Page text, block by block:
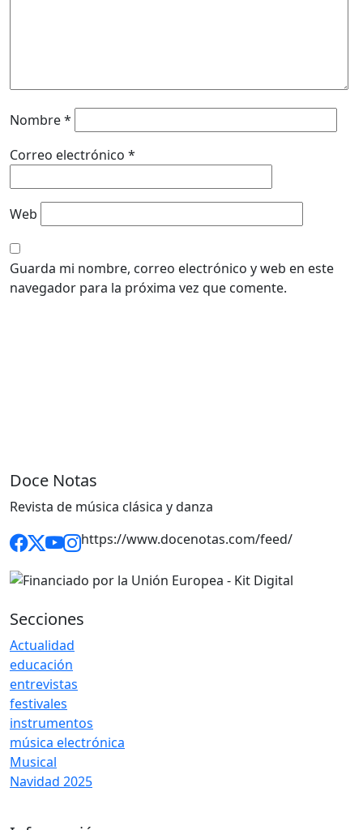
Nombre*
Correo electrónico *
Web
Guarda mi nombre, correo electrónico y web en este
navegador para la próxima vez que comente.
Doce Notas
Revista de música clásica y danza
https://www.docenotas.com/feed/
Secciones
Actualidad
educación
entrevistas
festivales
instrumentos
música electrónica
Musical
Navidad 2025